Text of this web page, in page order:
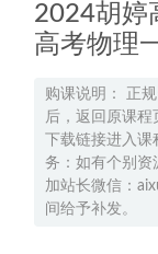
2024胡婷
高考物理
购课说明： 正
后，返回原课
下载链接进入
务：如有个别资
加站长微信：
间给予补发。
2025年高三物
2025林阳初三
教你学唱歌12
程，4.43G视频资